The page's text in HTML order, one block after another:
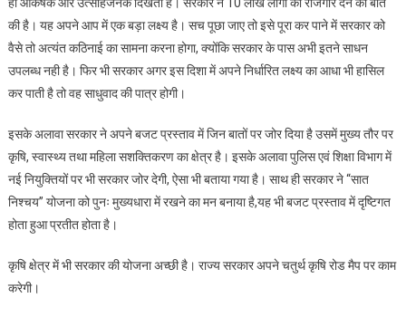
की है। यह अपने आप में एक बड़ा लक्ष्य है। सच पूछा जाए तो इसे पूरा कर पाने में सरकार को
वैसे तो अत्यंत कठिनाई का सामना करना होगा, क्योंकि सरकार के पास अभी इतने साधन
उपलब्ध नही है। फिर भी सरकार अगर इस दिशा में अपने निर्धारित लक्ष्य का आधा भी हासिल
कर पाती है तो वह साधुवाद की पात्र होगी।
इसके अलावा सरकार ने अपने बजट प्रस्ताव में जिन बातों पर जोर दिया है उसमें मुख्य तौर पर
कृषि, स्वास्थ्य तथा महिला सशक्तिकरण का क्षेत्र है। इसके अलावा पुलिस एवं शिक्षा विभाग में
नई नियुक्तियों पर भी सरकार जोर देगी, ऐसा भी बताया गया है। साथ ही सरकार ने “सात
निश्चय” योजना को पुनः मुख्यधारा में रखने का मन बनाया है,यह भी बजट प्रस्ताव में दृष्टिगत
होता हुआ प्रतीत होता है।
कृषि क्षेत्र में भी सरकार की योजना अच्छी है। राज्य सरकार अपने चतुर्थ कृषि रोड मैप पर काम
करेगी।